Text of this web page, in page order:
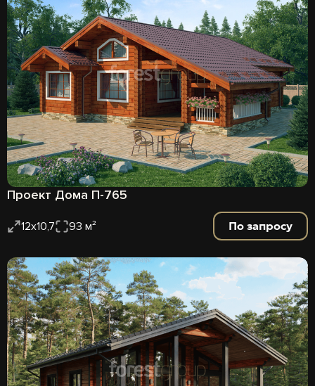
Проект Дома П-765
12х10,7 93 м² По запросу